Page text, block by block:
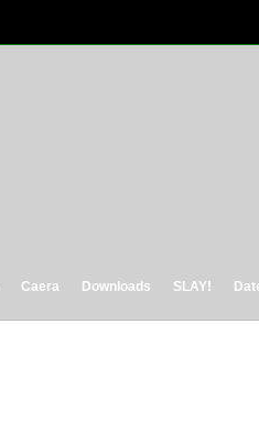
Caera Downloads SLAY!